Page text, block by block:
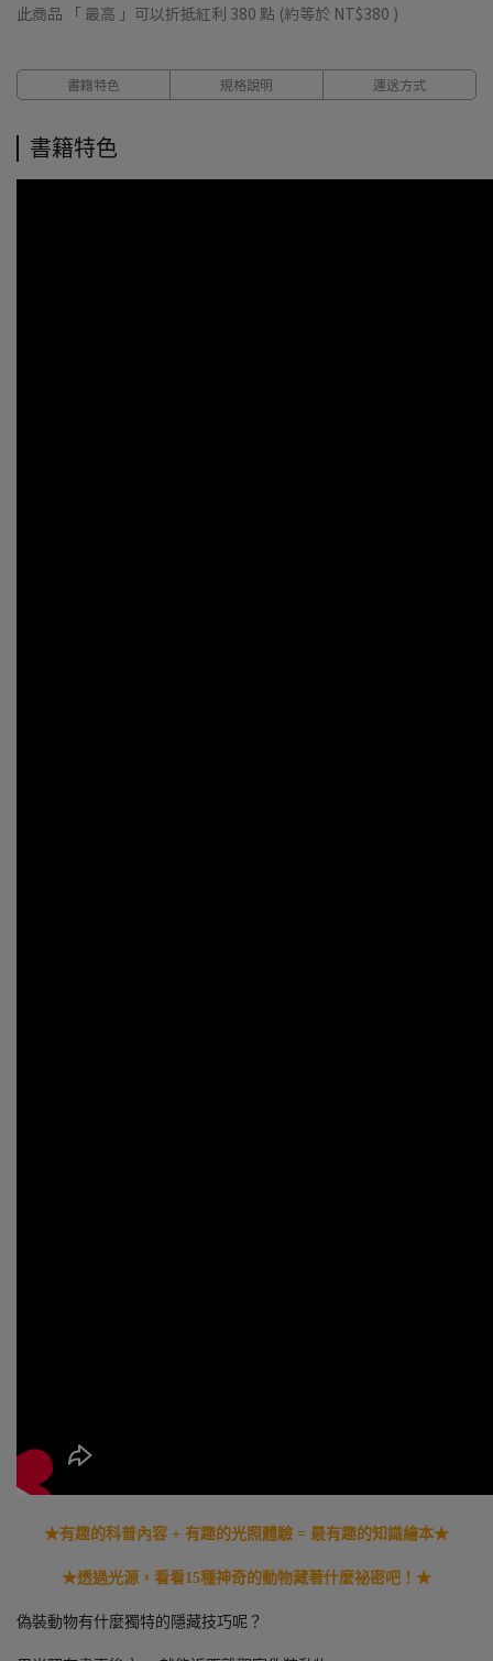
此商品 「 最高 」可以折抵紅利 380 點 (約等於 NT$380 )
書籍特色 規格說明 運送方式
書籍特色
★有趣的科普內容 + 有趣的光照體驗 = 最有趣的知識繪本★
★透過光源，看看15種神奇的動物藏著什麼祕密吧！★
偽裝動物有什麼獨特的隱藏技巧呢？